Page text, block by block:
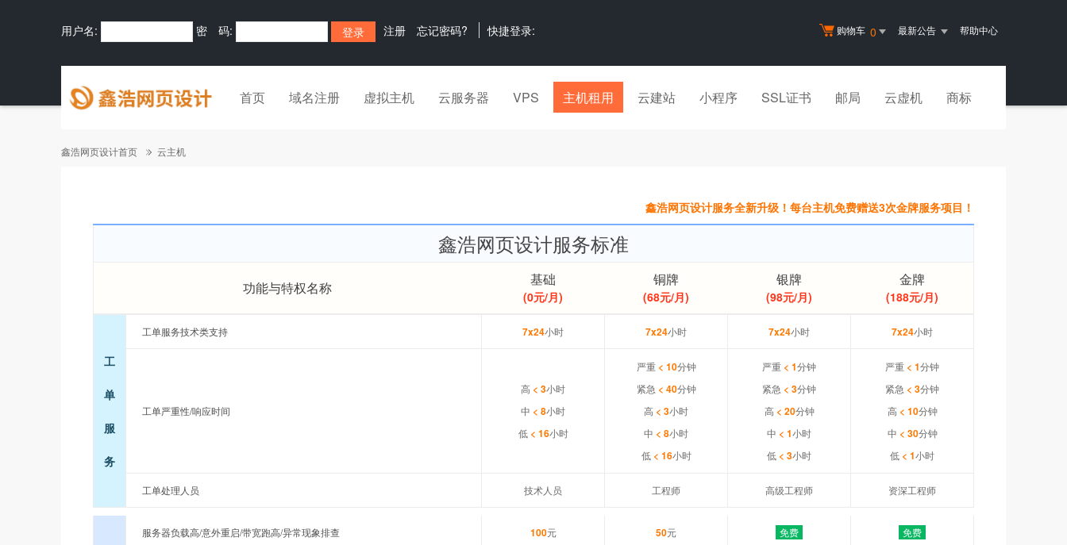
购物车 0 最新公告 帮助中心
用户名: 密 码: 注册 忘记密码? 快捷登录:
首页 域名注册 虚拟主机 云服务器 VPS 主机租用 云建站 小程序 SSL证书 邮局 云虚机 商标
鑫浩网页设计首页 云主机
鑫浩网页设计服务全新升级！每台主机免费赠送3次金牌服务项目！
鑫浩网页设计服务标准
功能与特权名称 基础
(0元/月)
铜牌
(68元/月)
银牌
(98元/月)
金牌
(188元/月)
工
单
服
务
工单服务技术类支持 7x24小时 7x24小时 7x24小时 7x24小时
工单严重性/响应时间
高 < 3小时
中 < 8小时
低 < 16小时
严重 < 10分钟
紧急 < 40分钟
高 < 3小时
中 < 8小时
低 < 16小时
严重 < 1分钟
紧急 < 3分钟
高 < 20分钟
中 < 1小时
低 < 3小时
严重 < 1分钟
紧急 < 3分钟
高 < 10分钟
中 < 30分钟
低 < 1小时
工单处理人员 技术人员 工程师 高级工程师 资深工程师
服务器负载高/意外重启/带宽跑高/异常现象排查 100元 50元 免费 免费